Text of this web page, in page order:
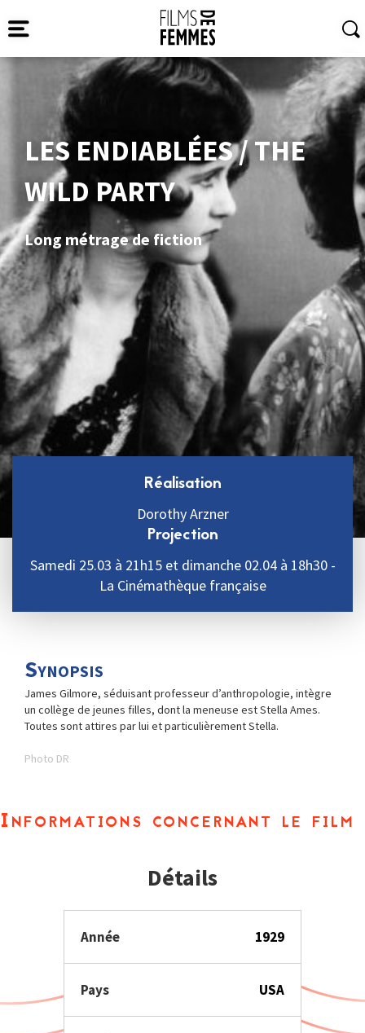
LES ENDIABLÉES / THE
WILD PARTY
Long métrage de fiction
Réalisation
Dorothy Arzner
Projection
Samedi 25.03 à 21h15 et dimanche 02.04 à 18h30 -
La Cinémathèque française
Synopsis
James Gilmore, séduisant professeur d’anthropologie, intègre
un collège de jeunes filles, dont la meneuse est Stella Ames.
Toutes sont attires par lui et particulièrement Stella.
Photo DR
Informations concernant le film
Détails
Année 1929
Pays USA